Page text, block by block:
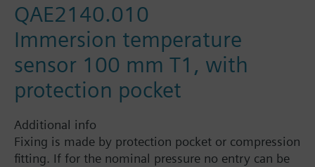
QAE2140.010
Immersion temperature
sensor 100 mm T1, with
protection pocket
Additional info
Fixing is made by protection pocket or compression
fitting. If for the nominal pressure no entry can be